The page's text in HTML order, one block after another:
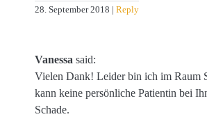
28. September 2018 Reply
Vanessa said:
Vielen Dank! Leider bin ich im Raum
kann keine persönliche Patientin bei
Schade.